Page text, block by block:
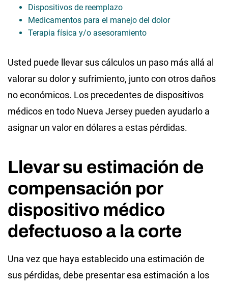
Dispositivos de reemplazo
Medicamentos para el manejo del dolor
Terapia física y/o asesoramiento
Usted puede llevar sus cálculos un paso más allá al
valorar su dolor y sufrimiento, junto con otros daños
no económicos. Los precedentes de dispositivos
médicos en todo Nueva Jersey pueden ayudarlo a
asignar un valor en dólares a estas pérdidas.
Llevar su estimación de
compensación por
dispositivo médico
defectuoso a la corte
Una vez que haya establecido una estimación de
sus pérdidas, debe presentar esa estimación a los